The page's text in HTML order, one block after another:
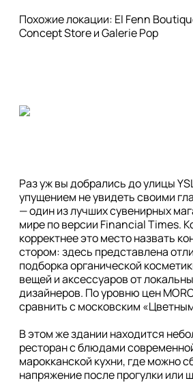
Похожие локации: El Fenn
Concept Store и Galerie Pop
Раз уж вы добрались до улицы
упущением не увидеть своими
— один из лучших сувенирных
мире по версии Financial Times.
корректнее это место назвать
стором: здесь представлена
подборка органической
вещей и аксессуаров от
дизайнеров. По уровню цен
сравнить с московским
В этом же здании находится
ресторан с блюдами
марокканской кухни, где можно
напряжение после прогулки или